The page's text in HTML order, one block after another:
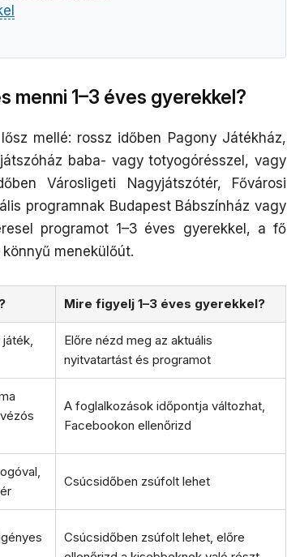
menni 1–3 éves gyerekkel?
mellé: rossz időben Pagony Játékház,
baba- vagy totyogórésszel, vagy
Városligeti Nagyjátszótér, Fővárosi
programnak Budapest Bábszínház vagy
programot 1–3 éves gyerekkel, a fő
menekülőút.
Mire figyelj 1–3 éves gyerekkel?
Előre nézd meg az aktuális
nyitvatartást és programot
A foglalkozások időpontja változhat,
Facebookon ellenőrizd
Csúcsidőben zsúfolt lehet
Csúcsidőben zsúfolt lehet, előre